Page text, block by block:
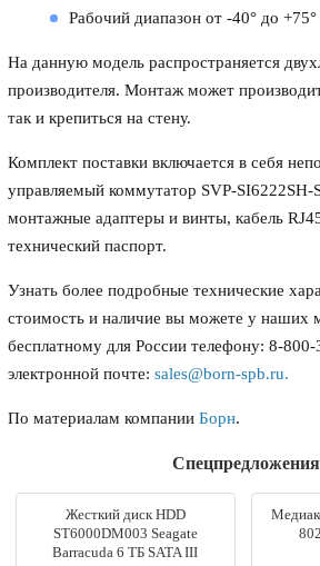
Рабочий диапазон от -40° до
На данную модель распространяется
производителя. Монтаж может
так и крепиться на стену.
Комплект поставки включается в себя
управляемый коммутатор SVP-SI6222SH-
монтажные адаптеры и винты, кабель
технический паспорт.
Узнать более подробные технические
стоимость и наличие вы можете у наших
бесплатному для России телефону: 8-
электронной почте:sales@born-spb.ru.
По материалам компанииБорн.
Жесткий диск HDD
ST6000DM003 Seagate
Barracuda 6 ТБ SATA III